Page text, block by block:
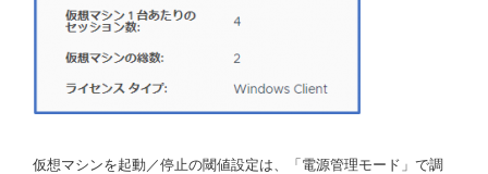
仮想マシンを起動／停止の閾値設定は、「電源管理モード」で調